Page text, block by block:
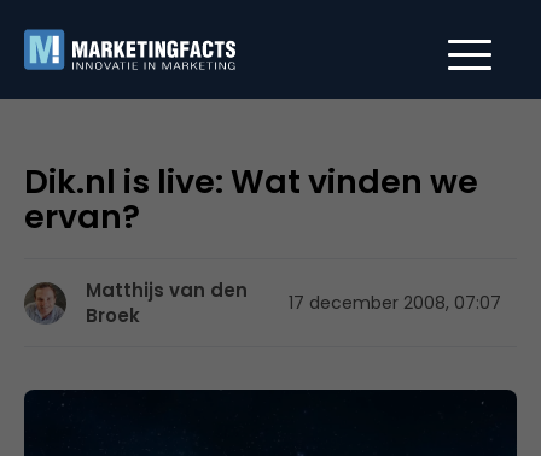
Dik.nl is live: Wat vinden we
ervan?
Matthijs van den
Broek
17 december 2008, 07:07